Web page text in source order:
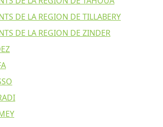
DE LA REGION DE TILLABERY
DE LA REGION DE ZINDER